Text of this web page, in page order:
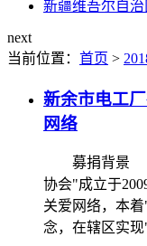
新疆维吾尔自治
next
当前位置： 首页 >
新余市电工
网络
募捐背景 江
协会"成立于
关爱网络，本
念，在辖区实